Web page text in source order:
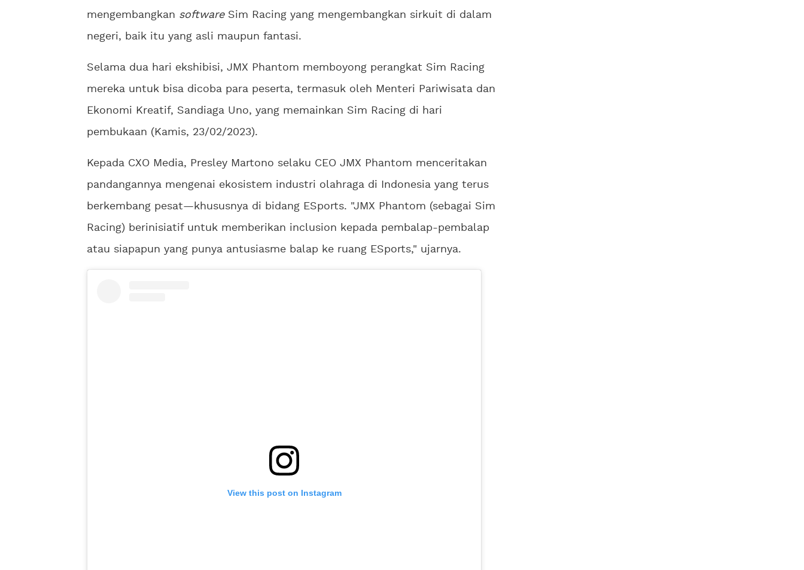
mengembangkan softwareSim Racing yang mengembangkan sirkuit di dalam
negeri, baik itu yang asli maupun fantasi.
Selama dua hari ekshibisi, JMX Phantom memboyong perangkat Sim Racing
mereka untuk bisa dicoba para peserta, termasuk oleh Menteri Pariwisata dan
Ekonomi Kreatif, Sandiaga Uno, yang memainkan Sim Racing di hari
pembukaan (Kamis, 23/02/2023).
Kepada CXO Media, Presley Martono selaku CEO JMX Phantom menceritakan
pandangannya mengenai ekosistem industri olahraga di Indonesia yang terus
berkembang pesat—khususnya di bidang ESports. "JMX Phantom (sebagai Sim
Racing) berinisiatif untuk memberikan inclusion kepada pembalap-pembalap
atau siapapun yang punya antusiasme balap ke ruang ESports," ujarnya.
View this post on Instagram